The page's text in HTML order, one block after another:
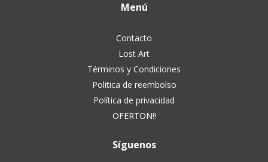
Menú
Contacto
Lost Art
Términos y Condiciones
Politica de reembolso
Política de privacidad
OFERTON!!
Síguenos